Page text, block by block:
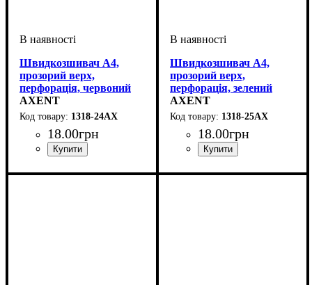
Швидкозшивач А4,
прозорий верх,
перфорація, червоний
AXENT
1318-24АХ
18.00грн
Швидкозшивач А4,
прозорий верх,
перфорація, зелений
AXENT
1318-25АХ
18.00грн